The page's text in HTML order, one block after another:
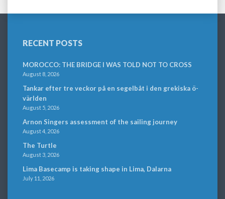
RECENT POSTS
MOROCCO: THE BRIDGE I WAS TOLD NOT TO CROSS
August 8, 2026
Tankar efter tre veckor på en segelbåt i den grekiska ö-
världen
August 5, 2026
Arnon Singers assessment of the sailing journey
August 4, 2026
The Turtle
August 3, 2026
Lima Basecamp is taking shape in Lima, Dalarna
July 11, 2026